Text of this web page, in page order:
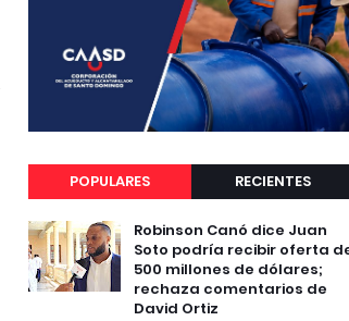
POPULARES RECIENTES
Robinson Canó dice Juan
Soto podría recibir oferta
500 millones de dólares;
rechaza comentarios de
David Ortiz